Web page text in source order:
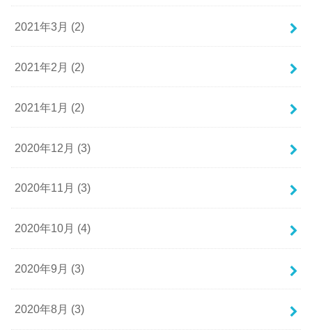
2021年3月 (2)
2021年2月 (2)
2021年1月 (2)
2020年12月 (3)
2020年11月 (3)
2020年10月 (4)
2020年9月 (3)
2020年8月 (3)